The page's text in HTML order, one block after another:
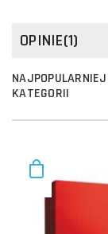
OPINIE(1)
KATEGORII